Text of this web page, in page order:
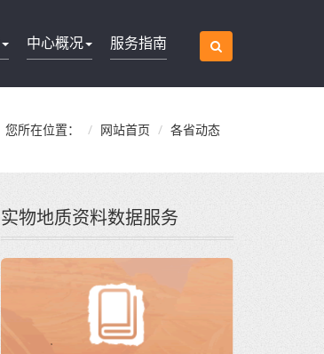
中心概况 服务指南
您所在位置： 网站首页 各省动态
实物地质资料数据服务